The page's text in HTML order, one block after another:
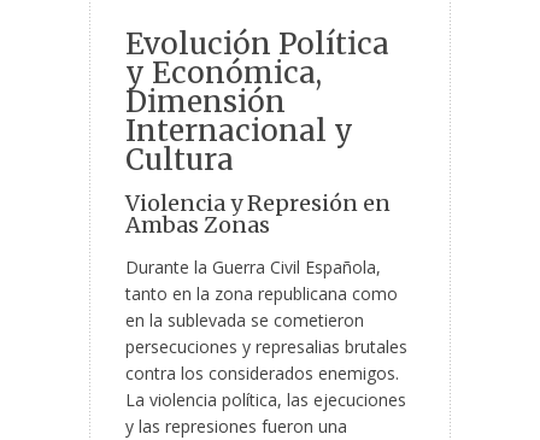
Evolución Política
y Económica,
Dimensión
Internacional y
Cultura
Violencia y Represión en
Ambas Zonas
Durante la Guerra Civil Española,
tanto en la zona republicana como
en la sublevada se cometieron
persecuciones y represalias brutales
contra los considerados enemigos.
La violencia política, las ejecuciones
y las represiones fueron una